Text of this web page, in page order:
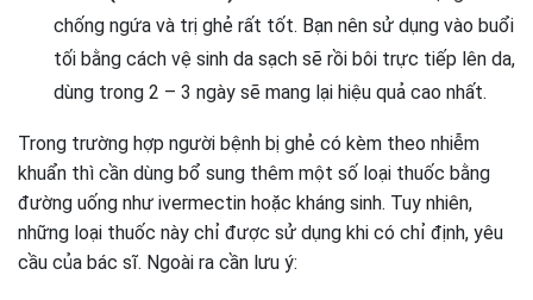
chống ngứa và trị ghẻ rất tốt. Bạn nên sử dụng vào buổi
tối bằng cách vệ sinh da sạch sẽ rồi bôi trực tiếp lên da,
dùng trong 2 – 3 ngày sẽ mang lại hiệu quả cao nhất.
Trong trường hợp người bệnh bị ghẻ có kèm theo nhiễm
khuẩn thì cần dùng bổ sung thêm một số loại thuốc bằng
đường uống như ivermectin hoặc kháng sinh. Tuy nhiên,
những loại thuốc này chỉ được sử dụng khi có chỉ định, yêu
cầu của bác sĩ. Ngoài ra cần lưu ý: